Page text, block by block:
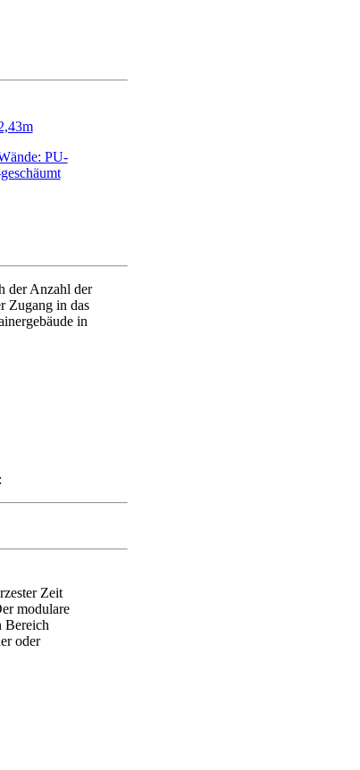
PU-
der Anzahl der
Zugang in das
in
Zeit
modulare
Bereich
oder